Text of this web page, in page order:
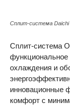
Сплит-система Daichi
Сплит-система
функциональное
охлаждения и
инновационные
комфорт с